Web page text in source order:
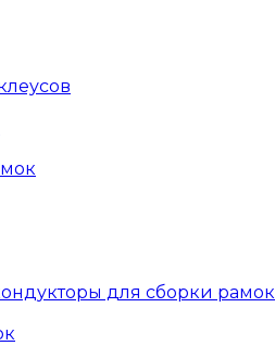
для сборки рамок